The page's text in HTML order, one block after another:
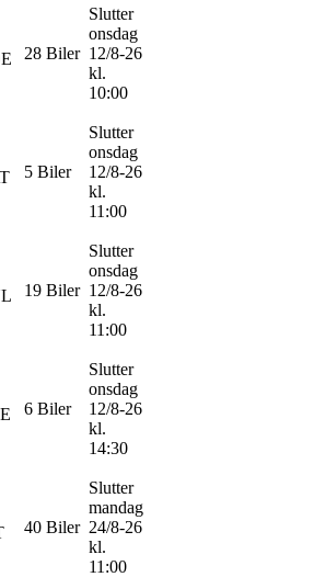
28 Biler
Slutter
onsdag
12/8-26
kl.
10:00
5 Biler
Slutter
onsdag
12/8-26
kl.
11:00
19 Biler
Slutter
onsdag
12/8-26
kl.
11:00
6 Biler
Slutter
onsdag
12/8-26
kl.
14:30
40 Biler
Slutter
mandag
24/8-26
kl.
11:00